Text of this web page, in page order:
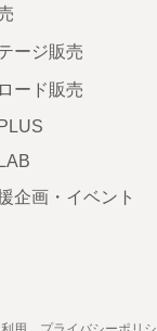
ージ販売
ード販売
企画・イベント